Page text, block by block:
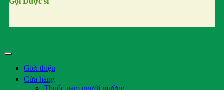
Giới thiệu
Cửa hàng
Thuốc nam người mường